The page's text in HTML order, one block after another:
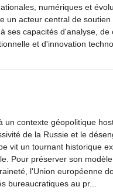
numériques et
un acteur central de
ses capacités d'analyse, de
et d'innovation
un contexte géopolitique
de la Russie et le
vit un tournant historique
Pour préserver son
l'Union européenne
bureaucratiques au pr...